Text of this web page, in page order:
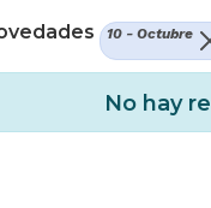
10 - Octubre
No hay